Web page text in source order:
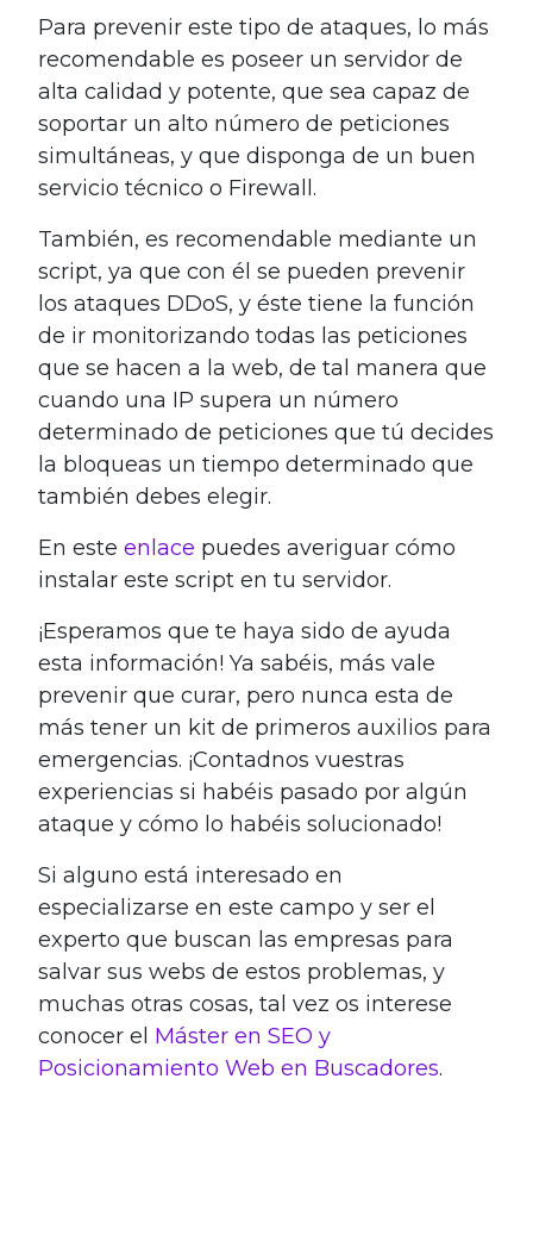
Para prevenir este tipo de ataques, lo más
recomendable es poseer un servidor de
alta calidad y potente, que sea capaz de
soportar un alto número de peticiones
simultáneas, y que disponga de un buen
servicio técnico o Firewall.
También, es recomendable mediante un
script, ya que con él se pueden prevenir
los ataques DDoS, y éste tiene la función
de ir monitorizando todas las peticiones
que se hacen a la web, de tal manera que
cuando una IP supera un número
determinado de peticiones que tú decides
la bloqueas un tiempo determinado que
también debes elegir.
En este enlace puedes averiguar cómo
instalar este script en tu servidor.
¡Esperamos que te haya sido de ayuda
esta información! Ya sabéis, más vale
prevenir que curar, pero nunca esta de
más tener un kit de primeros auxilios para
emergencias. ¡Contadnos vuestras
experiencias si habéis pasado por algún
ataque y cómo lo habéis solucionado!
Si alguno está interesado en
especializarse en este campo y ser el
experto que buscan las empresas para
salvar sus webs de estos problemas, y
muchas otras cosas, tal vez os interese
conocer el Máster en SEO y
Posicionamiento Web en Buscadores.